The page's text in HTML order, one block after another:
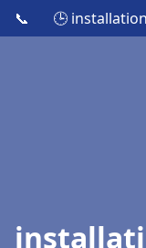
📞 🕒